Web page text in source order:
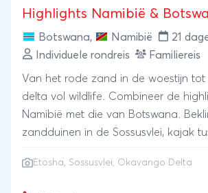
Highlights Namibië &
Botswana, Namibië
21
Individuele rondreis
Familiereis
Van het rode zand in de woestijn
delta vol wildlife. Combineer de
Namibië met die van Botswana.
zandduinen in de Sossusvlei, kajak
in Etosha en doe optioneel een
de Okavango delta tijdens
Etosha, Sossusvlei, Okavango Delta